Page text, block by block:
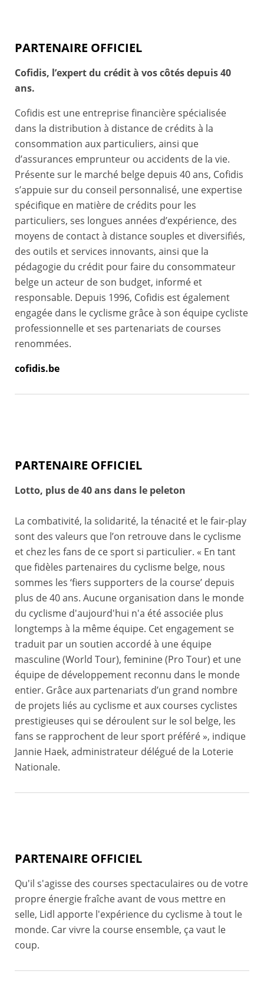
PARTENAIRE OFFICIEL
Cofidis, l’expert du crédit à vos côtés depuis 40
ans.
Cofidis est une entreprise financière spécialisée
dans la distribution à distance de crédits à la
consommation aux particuliers, ainsi que
d’assurances emprunteur ou accidents de la vie.
Présente sur le marché belge depuis 40 ans, Cofidis
s’appuie sur du conseil personnalisé, une expertise
spécifique en matière de crédits pour les
particuliers, ses longues années d’expérience, des
moyens de contact à distance souples et diversifiés,
des outils et services innovants, ainsi que la
pédagogie du crédit pour faire du consommateur
belge un acteur de son budget, informé et
responsable. Depuis 1996, Cofidis est également
engagée dans le cyclisme grâce à son équipe cycliste
professionnelle et ses partenariats de courses
renommées.
cofidis.be
PARTENAIRE OFFICIEL
Lotto, plus de 40 ans dans le peleton
La combativité, la solidarité, la ténacité et le fair-play
sont des valeurs que l’on retrouve dans le cyclisme
et chez les fans de ce sport si particulier. « En tant
que fidèles partenaires du cyclisme belge, nous
sommes les ‘fiers supporters de la course’ depuis
plus de 40 ans. Aucune organisation dans le monde
du cyclisme d'aujourd'hui n'a été associée plus
longtemps à la même équipe. Cet engagement se
traduit par un soutien accordé à une équipe
masculine (World Tour), feminine (Pro Tour) et une
équipe de développement reconnu dans le monde
entier. Grâce aux partenariats d’un grand nombre
de projets liés au cyclisme et aux courses cyclistes
prestigieuses qui se déroulent sur le sol belge, les
fans se rapprochent de leur sport préféré », indique
Jannie Haek, administrateur délégué de la Loterie
Nationale.
PARTENAIRE OFFICIEL
Qu'il s'agisse des courses spectaculaires ou de votre
propre énergie fraîche avant de vous mettre en
selle, Lidl apporte l'expérience du cyclisme à tout le
monde. Car vivre la course ensemble, ça vaut le
coup.